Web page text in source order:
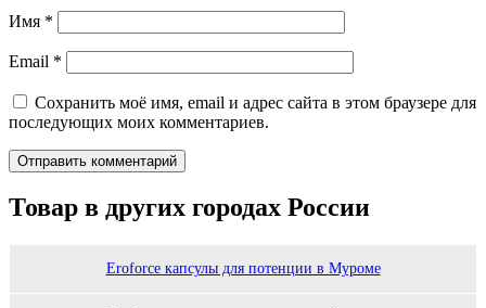
Имя *
Email *
Сохранить моё имя, email и адрес сайта в этом браузере для
последующих моих комментариев.
Товар в других городах России
Eroforce капсулы для потенции в Муроме